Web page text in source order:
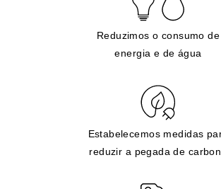
Reduzimos o consumo de
energia e de água
Estabelecemos medidas
reduzir a pegada de